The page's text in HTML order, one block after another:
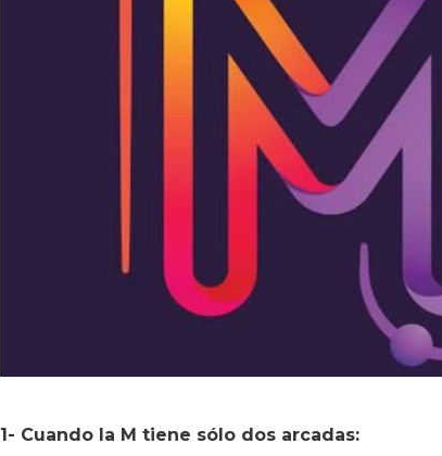
1- Cuando la M tiene sólo dos arcadas: